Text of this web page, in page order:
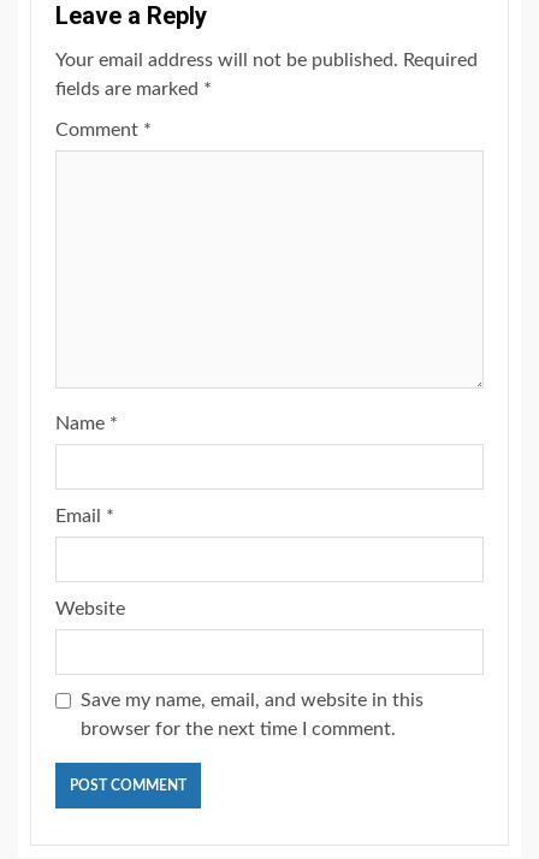
Leave a Reply
Your email address will not be published. Required
fields are marked *
Comment *
Name *
Email *
Website
Save my name, email, and website in this
browser for the next time I comment.